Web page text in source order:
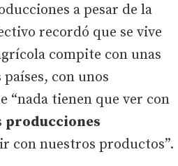
a pesar de la
recordó que se vive
compite con unas
con unos
“nada tienen que ver con
producciones
con nuestros productos”.